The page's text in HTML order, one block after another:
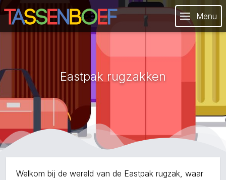
Menu
Eastpak rugzakken
Welkom bij de wereld van de Eastpak rugzak, waar